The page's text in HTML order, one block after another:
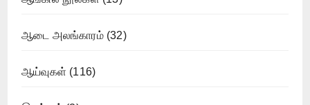
ஆடை அலங்காரம்(32)
ஆய்வுகள் (116)